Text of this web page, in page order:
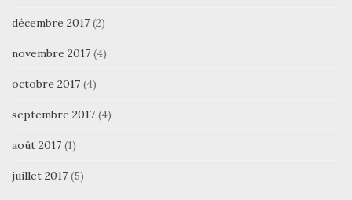
décembre 2017 (2)
novembre 2017 (4)
octobre 2017 (4)
septembre 2017 (4)
août 2017 (1)
juillet 2017 (5)